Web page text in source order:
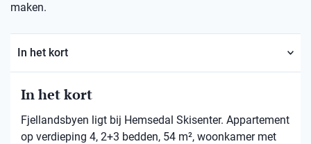
maken.
In het kort
In het kort
Fjellandsbyen ligt bij Hemsedal Skisenter. Appartement
op verdieping 4, 2+3 bedden, 54 m², woonkamer met